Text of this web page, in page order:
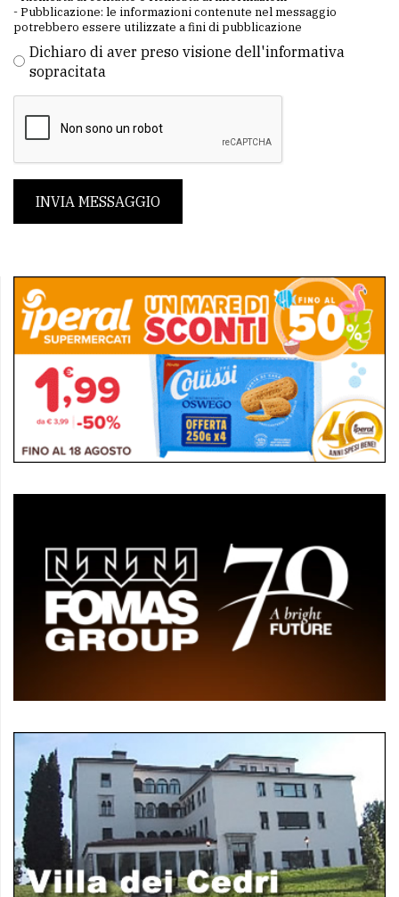
- Pubblicazione: le informazioni contenute nel messaggio
potrebbero essere utilizzate a fini di pubblicazione
Dichiaro di aver preso visione dell'informativa
sopracitata
INVIA MESSAGGIO